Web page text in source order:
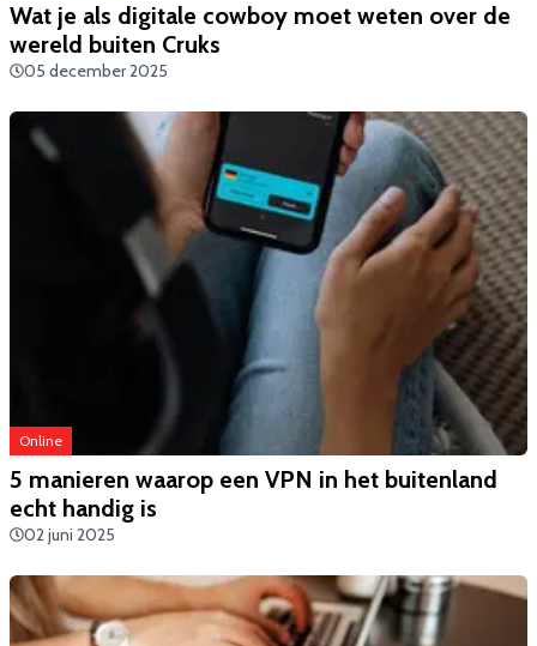
Wat je als digitale cowboy moet weten over de
wereld buiten Cruks
05 december 2025
Online
5 manieren waarop een VPN in het buitenland
echt handig is
02 juni 2025